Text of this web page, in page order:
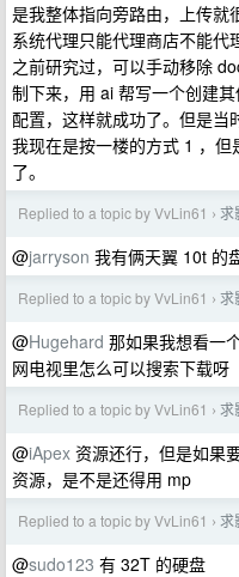
是我整体指向旁路由，上传就
系统代理只能代理商店不能代
之前研究过，可以手动移除
制下来，用 ai 帮写一个创建
配置，这样就成功了。但是当
我现在是按一楼的方式 1 ，
了。
Replied to a topic by VvLin61 › 求
@jarryson 我有俩天翼 10t 的
Replied to a topic by VvLin61 › 求
@Hugehard 那如果我想看一
网电视里怎么可以搜索下载呀
Replied to a topic by VvLin61 › 求
@iApex 资源还行，但是如果
资源，是不是还得用 mp
Replied to a topic by VvLin61 › 求
@sudo123 有 32T 的硬盘